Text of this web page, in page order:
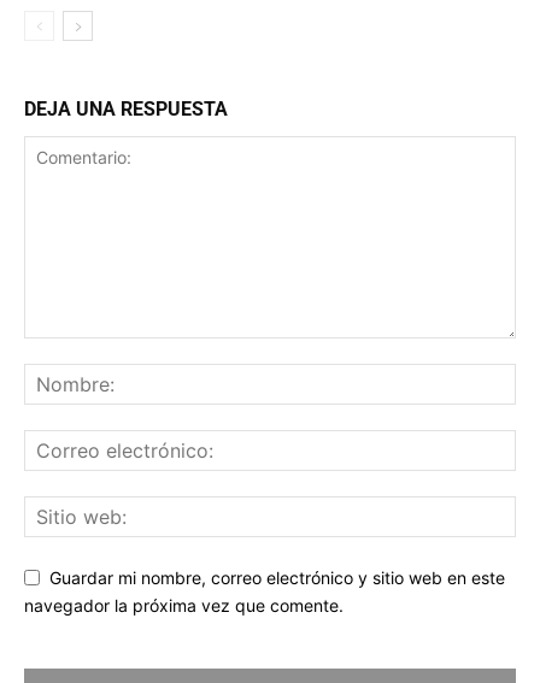
DEJA UNA RESPUESTA
Guardar mi nombre, correo electrónico y sitio web en este
navegador la próxima vez que comente.